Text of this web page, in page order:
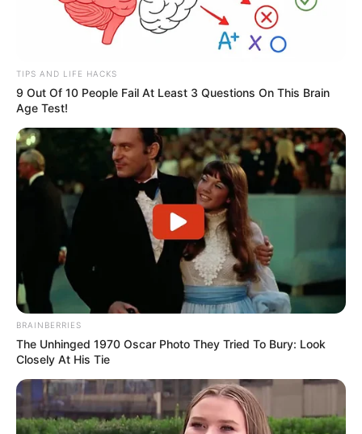
TIPS AND LIFE HACKS
9 Out Of 10 People Fail At Least 3 Questions On This Brain
Age Test!
BRAINBERRIES
The Unhinged 1970 Oscar Photo They Tried To Bury: Look
Closely At His Tie